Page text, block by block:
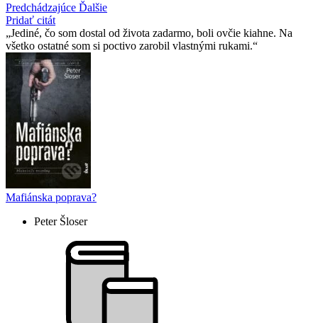
Predchádzajúce Ďalšie
Pridať citát
Jediné, čo som dostal od života zadarmo, boli ovčie kiahne. Na
všetko ostatné som si poctivo zarobil vlastnými rukami.
Mafiánska poprava?
Peter Šloser